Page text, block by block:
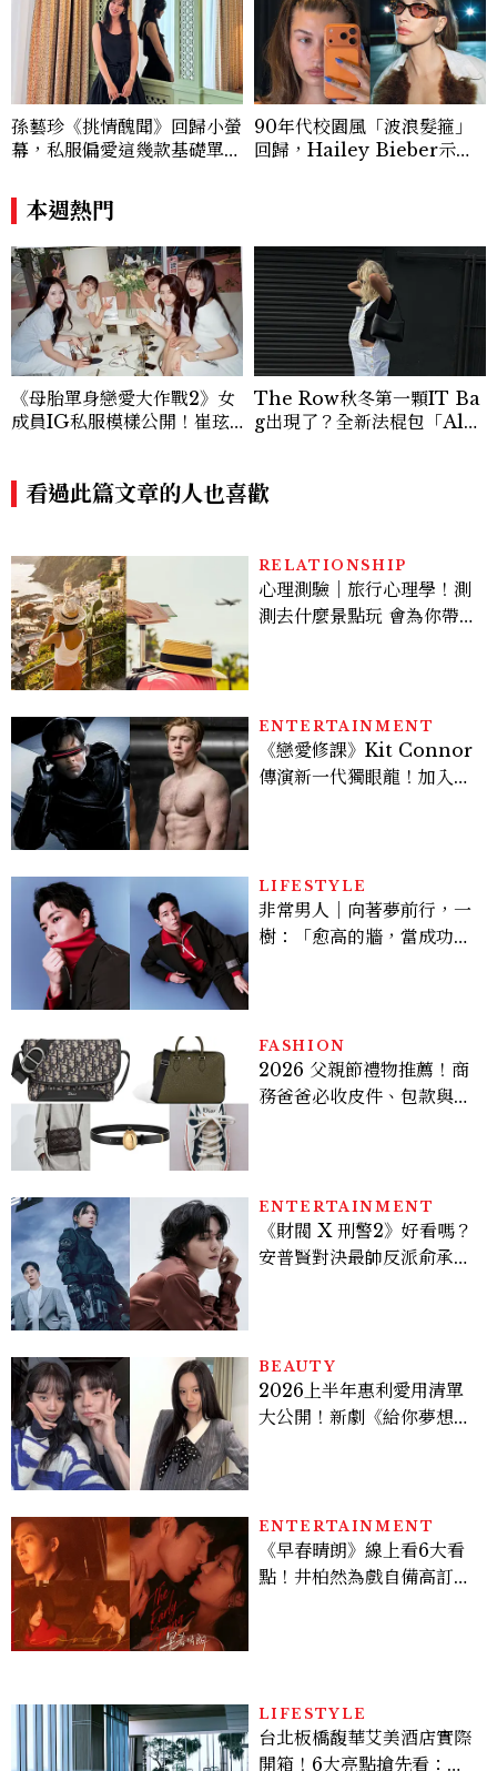
孫藝珍《挑情醜聞》回歸小螢
幕，私服偏愛這幾款基礎單
本！
90年代校園風「波浪髮箍」
回歸，Hailey Bieber示範
本週熱門
《母胎單身戀愛大作戰2》女
成員IG私服模樣公開！崔玹
The Row秋冬第一顆IT Ba
g出現了？全新法棍包「Alm
看過此篇文章的人也喜歡
RELATIONSHIP
心理測驗｜旅行心理學！測
測去什麼景點玩 會為你帶來
ENTERTAINMENT
《戀愛修課》Kit Connor
傳演新一代獨眼龍！加入新
LIFESTYLE
非常男人｜向著夢前行，一
樹：「愈高的牆，當成功爬
FASHION
2026 父親節禮物推薦！商
務爸爸必收皮件、包款與鞋
ENTERTAINMENT
《財閥 X 刑警2》好看嗎？
安普賢對決最帥反派俞承
多大？
BEAUTY
2026上半年惠利愛用清單
大公開！新劇《給你夢想》
ENTERTAINMENT
《早春晴朗》線上看6大看
點！井柏然為戲自備高訂，
LIFESTYLE
台北板橋馥華艾美酒店實際
開箱！6大亮點搶先看：新